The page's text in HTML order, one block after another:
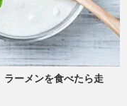
ラーメンを食べたら走